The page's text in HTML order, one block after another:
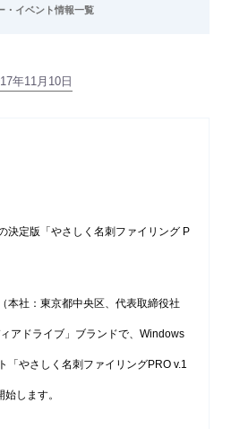
・イベント情報一覧
年11月10日
決定版「やさしく名刺ファイリング P
本社：東京都中央区、代表取締役社
アドライブ」ブランドで、Windows
「やさしく名刺ファイリングPRO v.1
します。